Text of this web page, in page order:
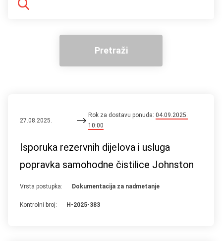
Pretraži
27.08.2025.
Rok za dostavu ponuda:04.09.2025.
10:00
Isporuka rezervnih dijelova i usluga
popravka samohodne čistilice Johnston
Vrsta postupka: Dokumentacija za nadmetanje
Kontrolni broj: H-2025-383